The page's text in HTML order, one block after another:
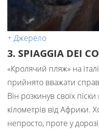
+ Джерело
3. SPIAGGIA DEI
«Кролячий пляж» на
прийнято вважати
Він розкинув своїх
кілометрів від Африки.
непросто, проте у